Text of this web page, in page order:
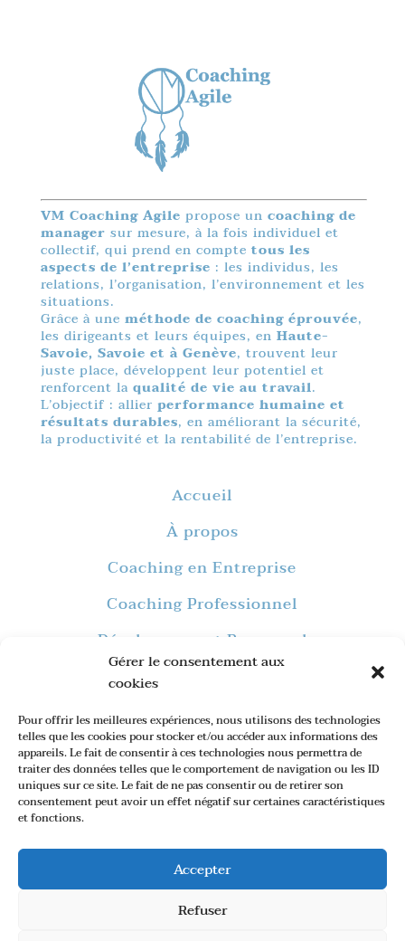
Gérer le consentement aux
cookies
Pour offrir les meilleures expériences, nous utilisons des technologies
telles que les cookies pour stocker et/ou accéder aux informations des
appareils. Le fait de consentir à ces technologies nous permettra de
traiter des données telles que le comportement de navigation ou les ID
uniques sur ce site. Le fait de ne pas consentir ou de retirer son
consentement peut avoir un effet négatif sur certaines caractéristiques
et fonctions.
Accepter
Refuser
VM Coaching Agile propose un coaching de
manager sur mesure, à la fois individuel et
collectif, qui prend en compte tous les
aspects de l’entreprise : les individus, les
relations, l’organisation, l’environnement et les
situations.
Grâce à une méthode de coaching éprouvée,
les dirigeants et leurs équipes, en Haute-
Savoie, Savoie et à Genève, trouvent leur
juste place, développent leur potentiel et
renforcent la qualité de vie au travail.
L’objectif : allier performance humaine et
résultats durables, en améliorant la sécurité,
la productivité et la rentabilité de l’entreprise.
Accueil
À propos
Coaching en Entreprise
Coaching Professionnel
Développement Personnel
Formations
Blog
Contact
Mentions Légales
Générales de Vente